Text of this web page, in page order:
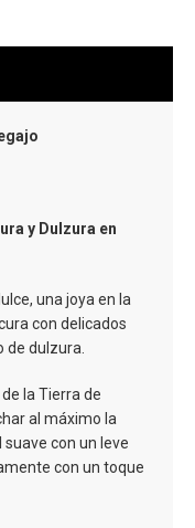
y Dulzura en
una joya en la
con delicados
dulzura.
la Tierra de
al máximo la
con un leve
con un toque